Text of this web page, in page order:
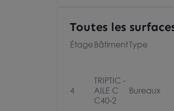
Toutes les
ÉtageBâtimentType
4
TRIPTIC -
AILE C
C40-2
Bureaux